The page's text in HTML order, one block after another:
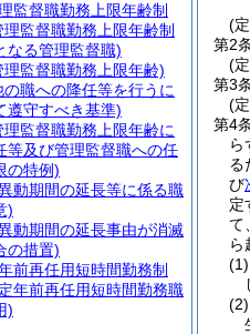
(
第2
(
第3
(
第4
ら
る
び
定
て
ら
(1)
(2)
監督職勤務上限年齢制
理監督職勤務上限年齢制
なる管理監督職)
理監督職勤務上限年齢)
の職への降任等を行うに
遵守すべき基準)
理監督職勤務上限年齢に
等及び管理監督職への任
の特例)
動期間の延長等に係る職
)
動期間の延長事由が消滅
の措置)
前再任用短時間勤務制
年前再任用短時間勤務職
)